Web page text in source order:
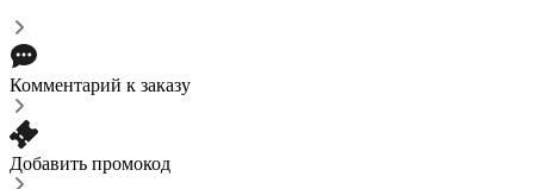
Комментарий к заказу
Добавить промокод